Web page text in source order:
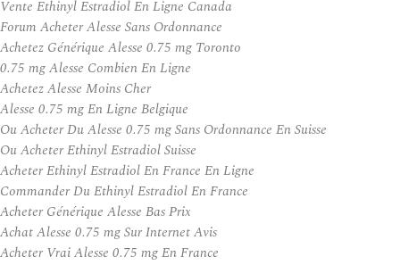
Vente Ethinyl Estradiol En Ligne Canada
Forum Acheter Alesse Sans Ordonnance
Achetez Générique Alesse 0.75 mg Toronto
0.75 mg Alesse Combien En Ligne
Achetez Alesse Moins Cher
Alesse 0.75 mg En Ligne Belgique
Ou Acheter Du Alesse 0.75 mg Sans Ordonnance En Suisse
Ou Acheter Ethinyl Estradiol Suisse
Acheter Ethinyl Estradiol En France En Ligne
Commander Du Ethinyl Estradiol En France
Acheter Générique Alesse Bas Prix
Achat Alesse 0.75 mg Sur Internet Avis
Acheter Vrai Alesse 0.75 mg En France